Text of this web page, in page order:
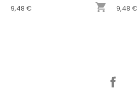
9,48 €  9,48 €